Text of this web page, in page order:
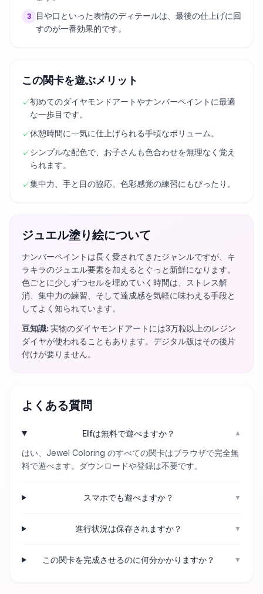
3
目や口といった表情のディテールは、最後の仕上げに回
すのが一番効果的です。
この関卡を遊ぶメリット
✓初めてのダイヤモンドアートやナンバーペイントに最適
な一歩目です。
✓休憩時間に一気に仕上げられる手頃なボリューム。
✓シンプルな配色で、お子さんも色合わせを無理なく覚え
られます。
✓集中力、手と目の協応、色彩感覚の練習にもぴったり。
ジュエル塗り絵について
ナンバーペイントは長く愛されてきたジャンルですが、キ
ラキラのジュエル要素を加えるとぐっと新鮮になります。
色ごとに少しずつセルを埋めていく時間は、ストレス解
消、集中力の練習、そして達成感を気軽に味わえる手段と
してよく知られています。
豆知識: 実物のダイヤモンドアートには3万粒以上のレジン
ダイヤが使われることもあります。デジタル版はその後片
付けが要りません。
よくある質問
Elfは無料で遊べますか？ ▼
はい、Jewel Coloring のすべての関卡はブラウザで完全無
料で遊べます。ダウンロードや登録は不要です。
スマホでも遊べますか？ ▼
進行状況は保存されますか？ ▼
この関卡を完成させるのに何分かかりますか？ ▼